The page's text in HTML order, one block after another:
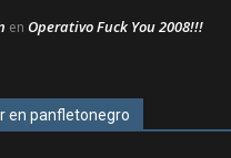
en Operativo Fuck You 2008!!!
en panfletonegro